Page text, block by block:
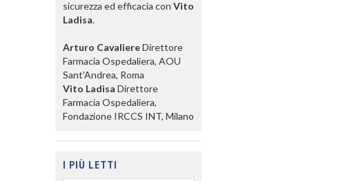
sicurezza ed efficacia con Vito
Ladisa.
Arturo CavaliereDirettore
Farmacia Ospedaliera, AOU
Sant’Andrea, Roma
Vito Ladisa Direttore
Farmacia Ospedaliera,
Fondazione IRCCS INT, Milano
I PIÙ LETTI